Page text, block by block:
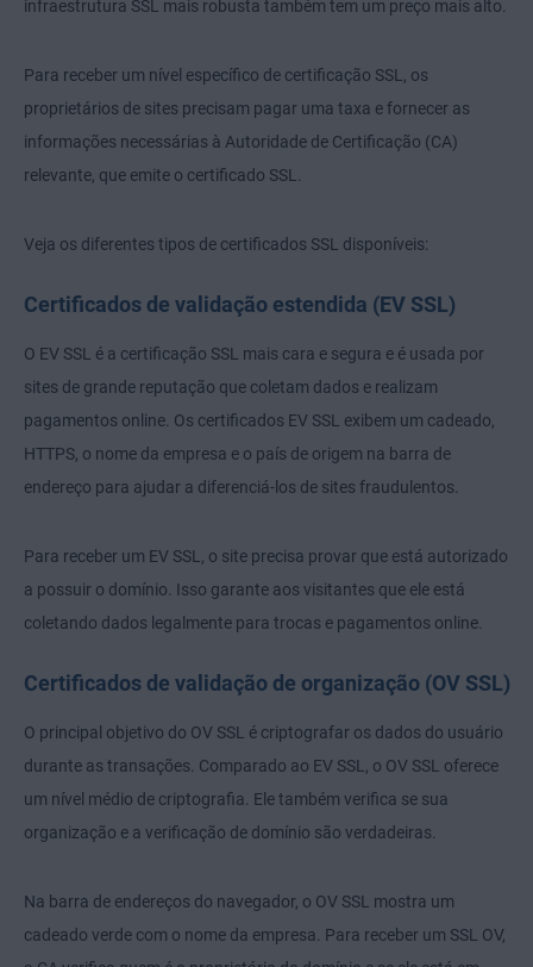
infraestrutura SSL mais robusta também tem um preço mais alto.
Para receber um nível específico de certificação SSL, os
proprietários de sites precisam pagar uma taxa e fornecer as
informações necessárias à Autoridade de Certificação (CA)
relevante, que emite o certificado SSL.
Veja os diferentes tipos de certificados SSL disponíveis:
Certificados de validação estendida (EV SSL)
O EV SSL é a certificação SSL mais cara e segura e é usada por
sites de grande reputação que coletam dados e realizam
pagamentos online. Os certificados EV SSL exibem um cadeado,
HTTPS, o nome da empresa e o país de origem na barra de
endereço para ajudar a diferenciá-los de sites fraudulentos.
Para receber um EV SSL, o site precisa provar que está autorizado
a possuir o domínio. Isso garante aos visitantes que ele está
coletando dados legalmente para trocas e pagamentos online.
Certificados de validação de organização (OV SSL)
O principal objetivo do OV SSL é criptografar os dados do usuário
durante as transações. Comparado ao EV SSL, o OV SSL oferece
um nível médio de criptografia. Ele também verifica se sua
organização e a verificação de domínio são verdadeiras.
Na barra de endereços do navegador, o OV SSL mostra um
cadeado verde com o nome da empresa. Para receber um SSL OV,